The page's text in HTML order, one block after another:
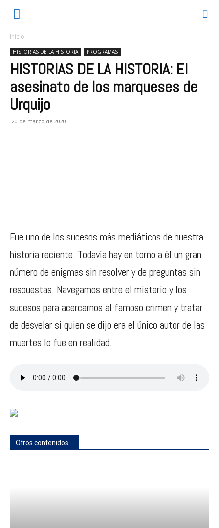
Inicio
HISTORIAS DE LA HISTORIA PROGRAMAS
HISTORIAS DE LA HISTORIA: El
asesinato de los marqueses de
Urquijo
20 de marzo de 2020
Fue uno de los sucesos más mediáticos de nuestra
historia reciente. Todavía hay en torno a él un gran
número de enigmas sin resolver y de preguntas sin
respuestas. Navegamos entre el misterio y los
sucesos para acercarnos al famoso crimen y tratar
de desvelar si quien se dijo era el único autor de las
muertes lo fue en realidad.
Otros contenidos...